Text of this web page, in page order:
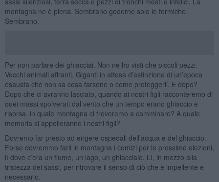
montagna ne è piena. Sembrano goderne solo le formiche.
Sembrano.
Per non parlare dei ghiacciai. Non ne ho visti che piccoli pezzi.
Vecchi animali affranti. Giganti in attesa d’estinzione di un’epoca
esausta che non sa cosa farsene o come proteggerli. E dopo?
Dopo che ci avranno lasciato, quando ai nostri figli racconteremo di
quei massi spolverati dal vento che un tempo erano ghiaccio e
risorsa, in quale montagna ci troveremo a camminare? A quale
memoria si appelleranno i nostri figli?
Dovremo far presto ad erigere ospedali dell’acqua e del ghiaccio.
Forse dovremmo farli in montagna i comizi per le prossime elezioni,
lì dove c’era un fiume, un lago, un ghiacciaio. Lì, in mezzo alla
tristezza dei sassi, per ritrovare il senso di ciò che è impellente e
necessario.